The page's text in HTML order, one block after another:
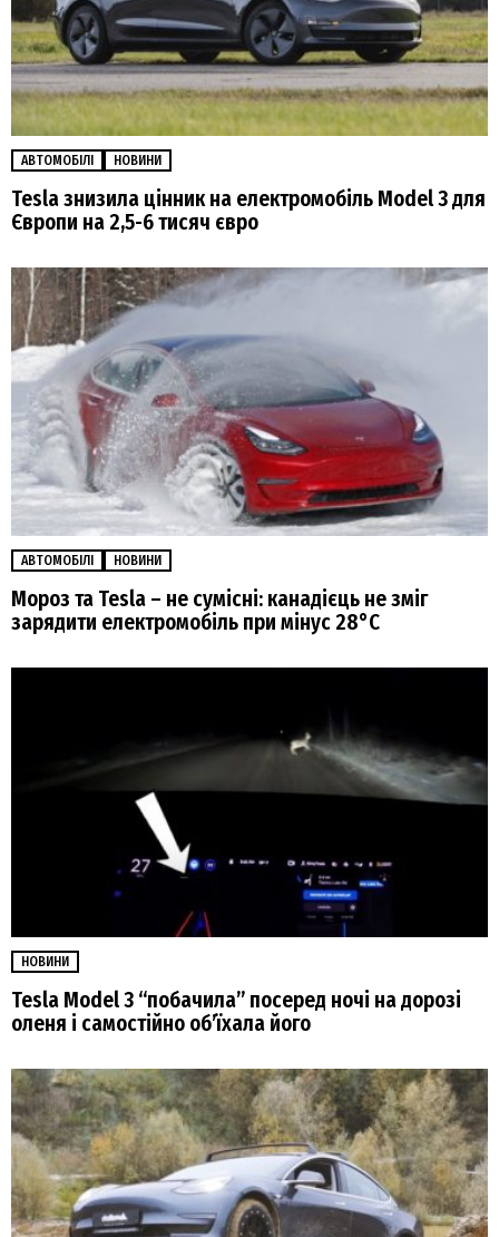
АВТОМОБІЛІ НОВИНИ
Tesla знизила цінник на електромобіль Model 3 для
Європи на 2,5-6 тисяч євро
АВТОМОБІЛІ НОВИНИ
Мороз та Tesla – не сумісні: канадієць не зміг
зарядити електромобіль при мінус 28°C
НОВИНИ
Tesla Model 3 “побачила” посеред ночі на дорозі
оленя і самостійно об’їхала його